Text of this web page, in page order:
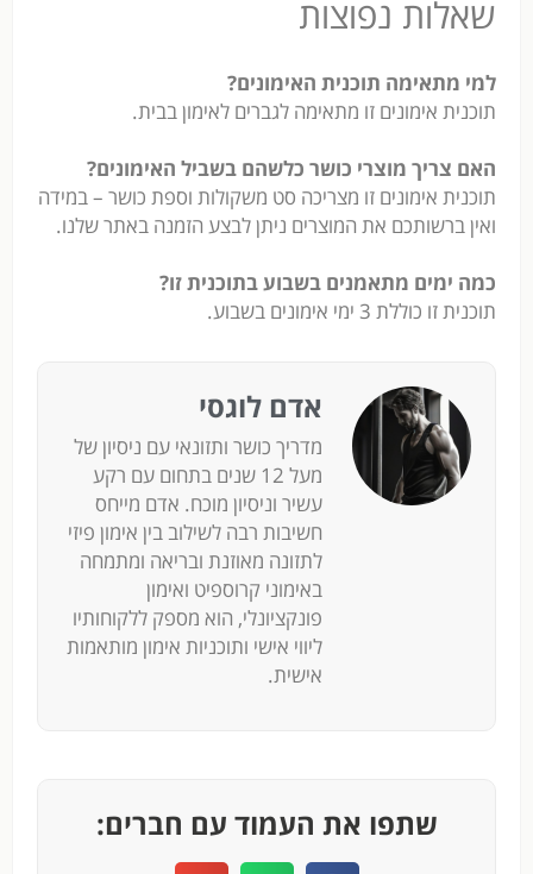
שאלות נפוצות
למי מתאימה תוכנית האימונים?
תוכנית אימונים זו מתאימה לגברים לאימון בבית.
האם צריך מוצרי כושר כלשהם בשביל האימונים?
תוכנית אימונים זו מצריכה סט משקולות וספת כושר – במידה
ואין ברשותכם את המוצרים ניתן לבצע הזמנה באתר שלנו.
כמה ימים מתאמנים בשבוע בתוכנית זו?
תוכנית זו כוללת 3 ימי אימונים בשבוע.
אדם לוגסי
מדריך כושר ותזונאי עם ניסיון של
מעל 12 שנים בתחום עם רקע
עשיר וניסיון מוכח. אדם מייחס
חשיבות רבה לשילוב בין אימון פיזי
לתזונה מאוזנת ובריאה ומתמחה
באימוני קרוספיט ואימון
פונקציונלי, הוא מספק ללקוחותיו
ליווי אישי ותוכניות אימון מותאמות
אישית.
שתפו את העמוד עם חברים: